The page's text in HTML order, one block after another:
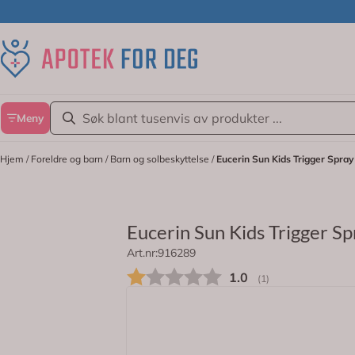
Meny
Hjem / Foreldre og barn / Barn og solbeskyttelse / Eucerin Sun Kids Trigger
Eucerin Sun Kids Trigger
Art.nr:916289
1.0 (stemmer:
1)
Ekstra vannresistent solkrem med
Eucerin Sun Kids Trigger Spray